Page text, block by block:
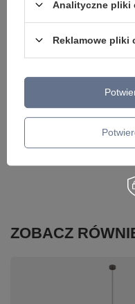
151,00 zł / szt.
ZOBACZ
Analityczne pliki
Reklamowe pliki